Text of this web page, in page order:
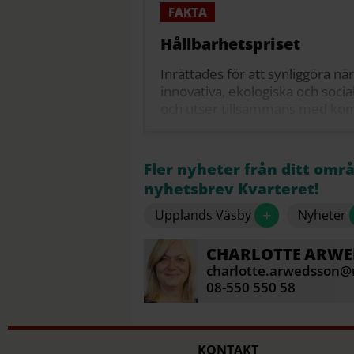
Hållbarhetspriset
Inrättades för att synliggöra
innovativa, ekologiska och
Källa: Upplands Väsby kommun
Fler nyheter från ditt
nyhetsbrev Kvarteret!
Upplands Väsby + Nyheter
CHARLOTTE
08-550 550 58
KONTAKT